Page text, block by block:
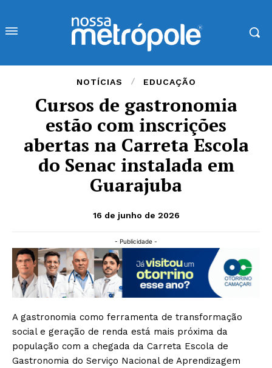
NOTÍCIAS EDUCAÇÃO
Cursos de gastronomia
estão com inscrições
abertas na Carreta Escola
do Senac instalada em
Guarajuba
16 de junho de 2026
- Publicidade -
A gastronomia como ferramenta de transformação
social e geração de renda está mais próxima da
população com a chegada da Carreta Escola de
Gastronomia do Serviço Nacional de Aprendizagem